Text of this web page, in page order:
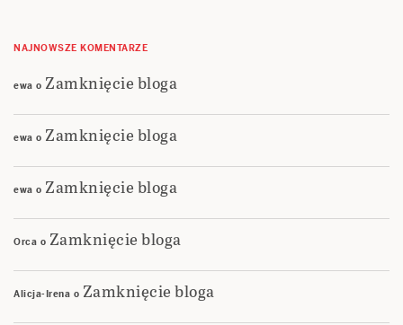
NAJNOWSZE KOMENTARZE
ewa o Zamknięcie bloga
ewa o Zamknięcie bloga
ewa o Zamknięcie bloga
Orca o Zamknięcie bloga
Alicja-Irena o Zamknięcie bloga